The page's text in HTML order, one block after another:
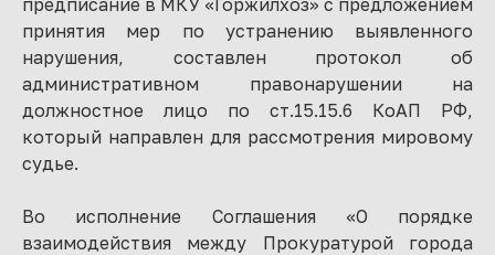
предписание в МКУ «Горжилхоз» с предложением
принятия мер по устранению выявленного
нарушения, составлен протокол об
административном правонарушении на
должностное лицо по ст.15.15.6 КоАП РФ,
который направлен для рассмотрения мировому
судье.
Во исполнение Соглашения «О порядке
взаимодействия между Прокуратурой города